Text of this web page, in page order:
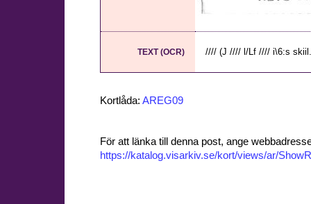
TEXT (OCR) //// (J //// l/Lf //// i\6:s
Kortlåda: AREG09
För att länka till denna post, ange
https://katalog.visarkiv.se/kort/views/ar/